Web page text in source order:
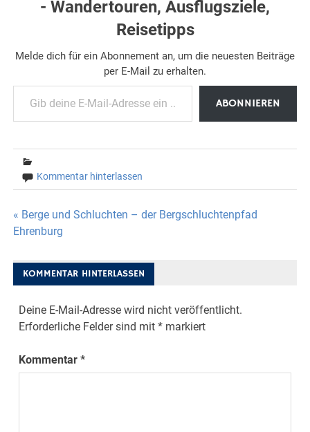
- Wandertouren, Ausflugsziele,
Reisetipps
Melde dich für ein Abonnement an, um die neuesten Beiträge
per E-Mail zu erhalten.
Gib deine E-Mail-Adresse ein ...
ABONNIEREN
Kommentar hinterlassen
Beitragsnavigation
« Berge und Schluchten – der Bergschluchtenpfad
Ehrenburg
KOMMENTAR HINTERLASSEN
Deine E-Mail-Adresse wird nicht veröffentlicht.
Erforderliche Felder sind mit* markiert
Kommentar*